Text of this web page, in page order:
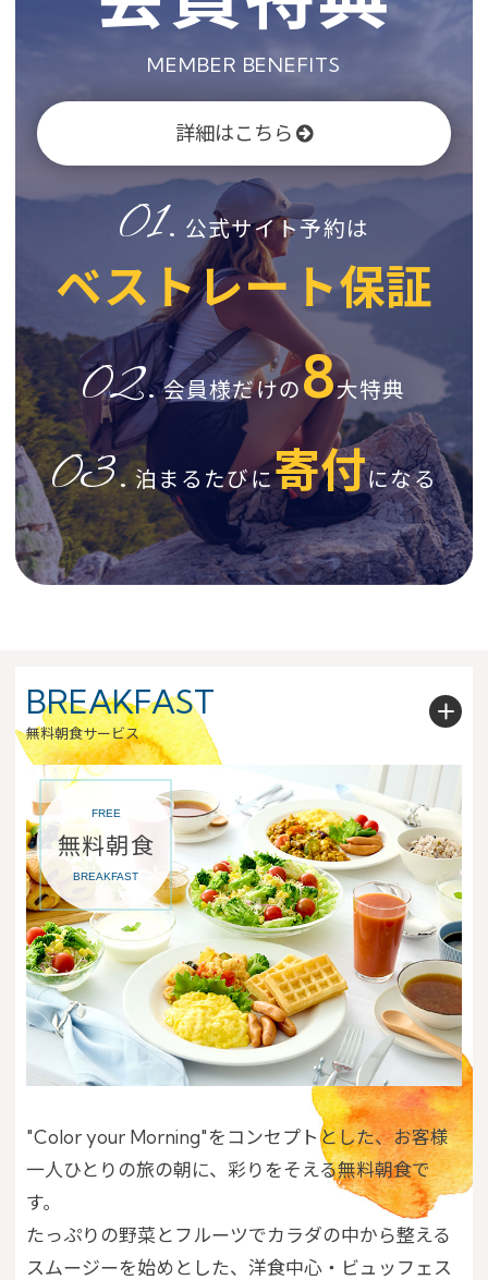
MEMBER BENEFITS
詳細はこちら
01. 公式サイト予約は
ベストレート保証
02. 会員様だけの8大特典
03. 泊まるたびに寄付になる
BREAKFAST
無料朝食サービス
FREE
無料朝食
BREAKFAST
"Color your Morning"をコンセプトとした、お客様
一人ひとりの旅の朝に、彩りをそえる無料朝食で
す。
たっぷりの野菜とフルーツでカラダの中から整える
スムージーを始めとした、洋食中心・ビュッフェス